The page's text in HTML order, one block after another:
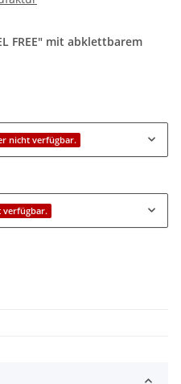
FREE" mit abklettbarem
nicht verfügbar.
verfügbar.